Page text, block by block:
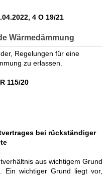
4 O 19/21
Wärmedämmung
Regelungen für eine
zu erlassen.
115/20
bei rückständiger
aus wichtigem Grund
Ein wichtiger Grund liegt vor,